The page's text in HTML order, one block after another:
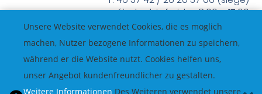
méindes bis freides 8:00 – 17:00
Unsere Website verwendet Cookies, die es möglich
machen, Nutzer bezogene Informationen zu speichern,
während er die Website nutzt. Cookies helfen uns,
unser Angebot kundenfreundlicher zu gestalten.
Weitere Informationen Des Weiteren verwendet unsere